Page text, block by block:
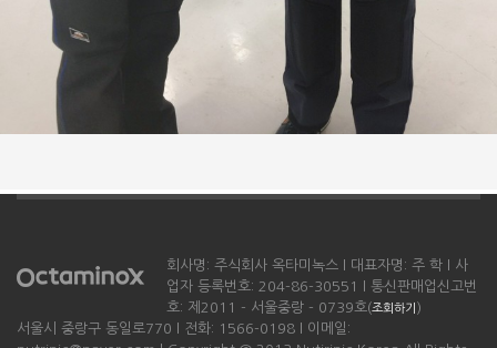
회사명: 주식회사 옥타미녹스 l 대표자명: 주 학 l 사
업자 등록번호: 204-86-30551 l 통신판매업신고번
호: 제2011 - 서울중랑 - 0739호(조회하기 )
서울시 중랑구 동일로770 l 전화: 1566-0198 l 이메일: